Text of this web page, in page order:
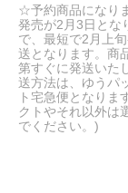
2025 (WPP6)
WORLD
2025/9/26 ポケ
ノX 販売開始致
インフェルノ
2025/9/20 デジ
パック
SINISTER
－ (LPG1) 販売
☆予約商品になり
発売が2月3日とな
で、最短で2月上
送となります。商
第すぐに発送いた
送方法は、ゆうパ
ト宅急便となりま
クトやそれ以外は
でください。)